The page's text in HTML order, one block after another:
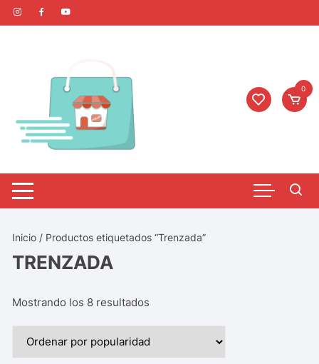
0
Inicio / Productos etiquetados “Trenzada”
TRENZADA
Mostrando los 8 resultados